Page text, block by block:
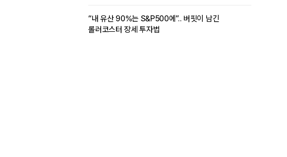
“내 유산 90%는 S&P500에”.. 버핏이 남긴
롤러코스터 장세 투자법